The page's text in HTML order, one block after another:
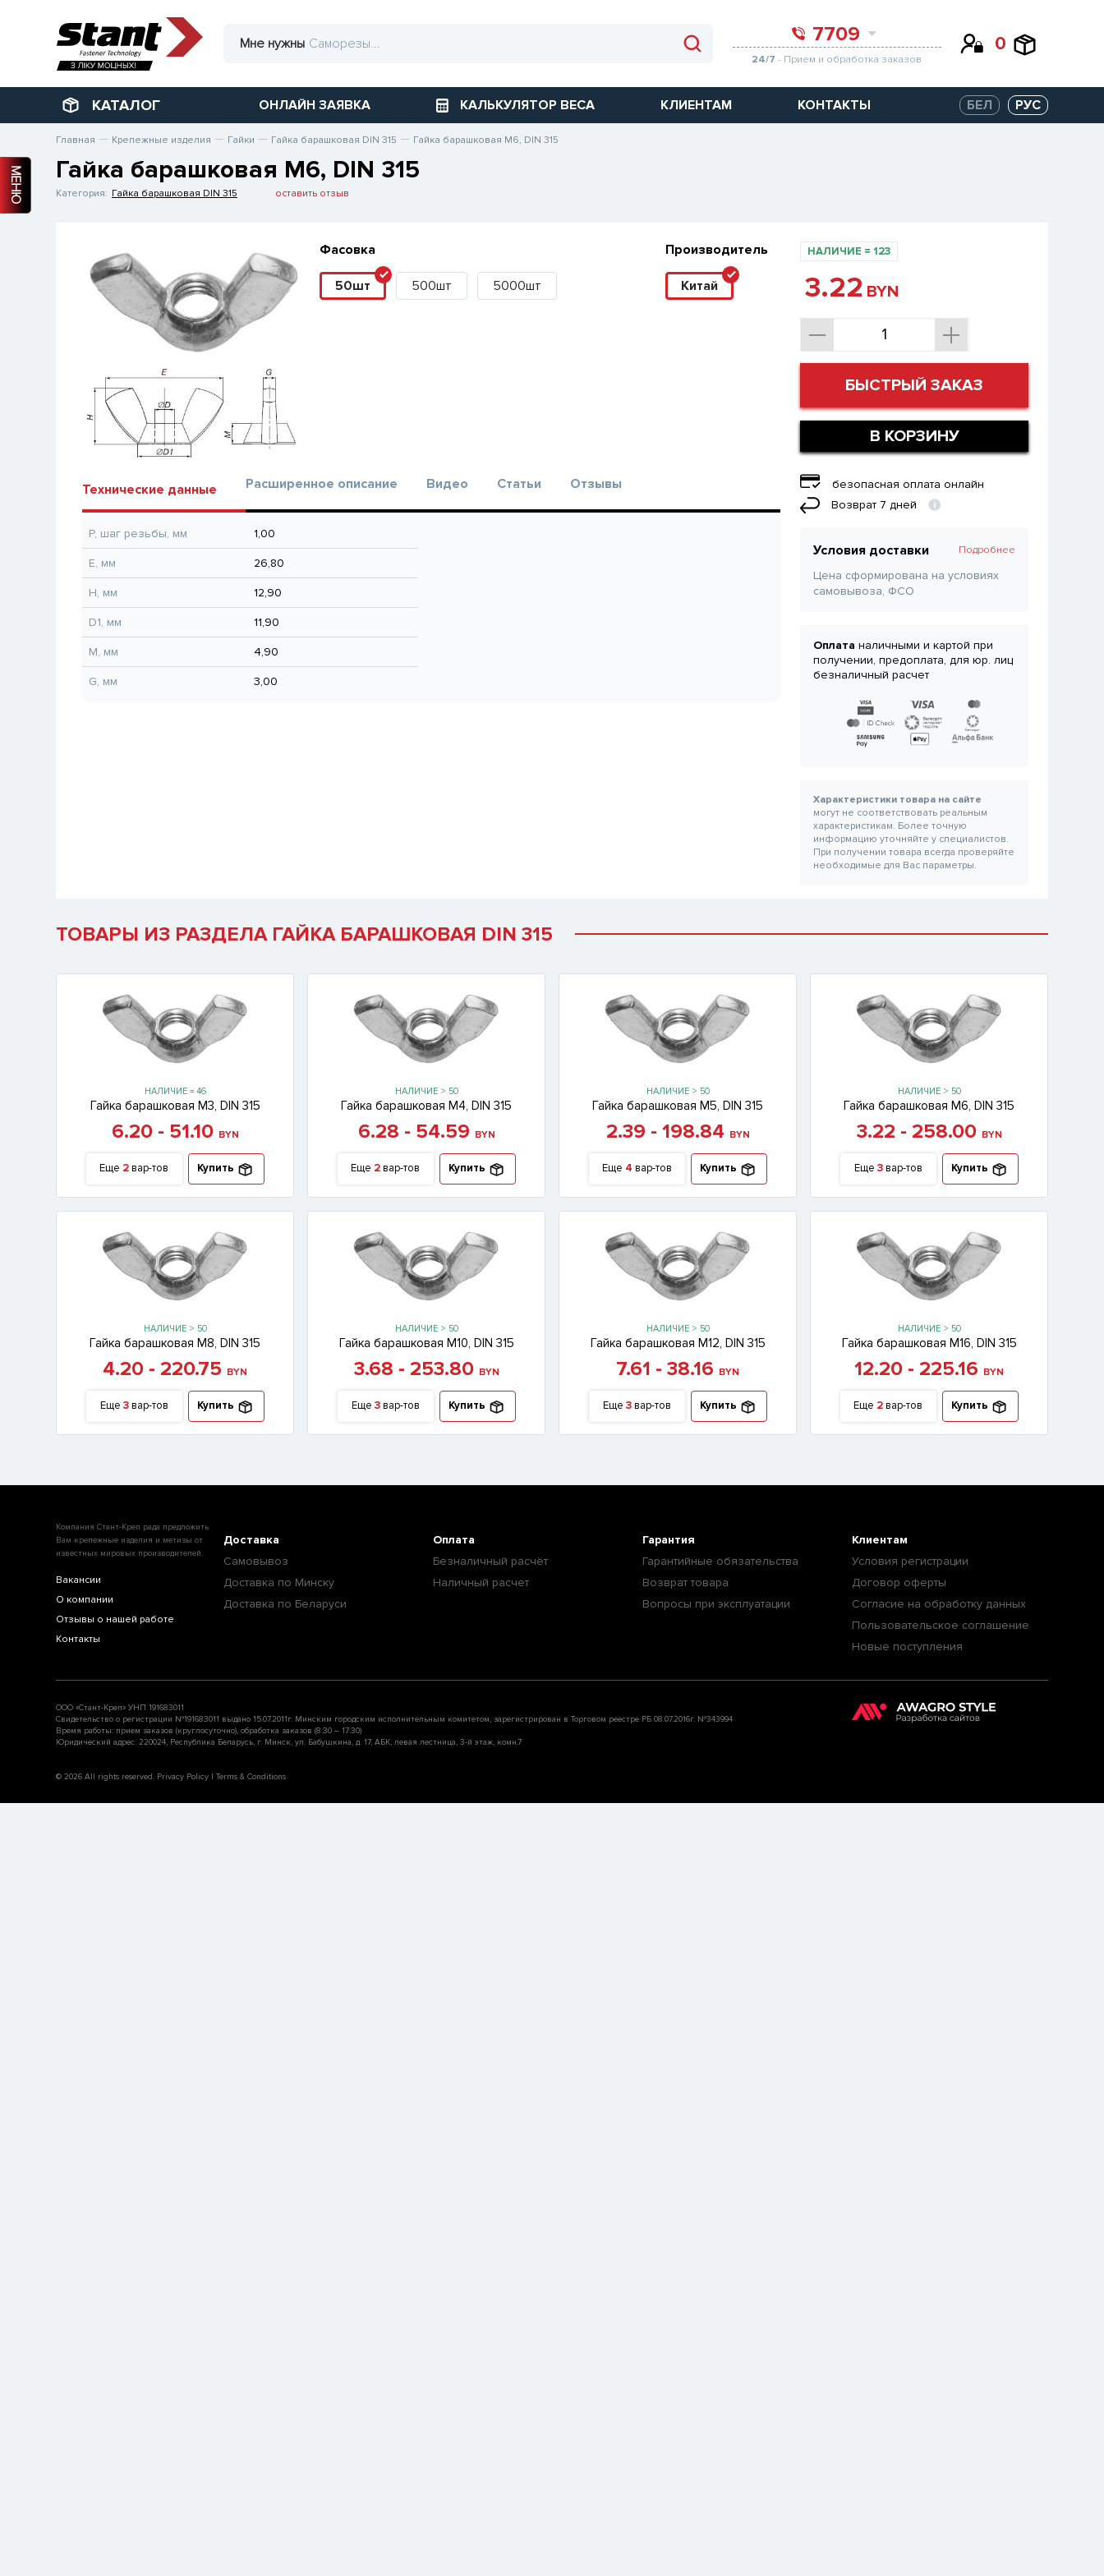
Мне нужны 7709
24/7 - Прием и обработка заказов
0
КАТАЛОГ ОНЛАЙН ЗАЯВКА КАЛЬКУЛЯТОР ВЕСА КЛИЕНТАМ КОНТАКТЫ БЕЛ РУС
МЕНЮ
Главная Крепежные изделия Гайки Гайка барашковая DIN 315 Гайка барашковая М6, DIN 315
Гайка барашковая М6, DIN 315
Категория: Гайка барашковая DIN 315 оставить отзыв
Фасовка
50шт 500шт 5000шт
Производитель
Китай
Технические данные Расширенное описание Видео Статьи Отзывы
P, шаг резьбы, мм 1,00
E, мм 26,80
H, мм 12,90
D1, мм 11,90
M, мм 4,90
G, мм 3,00
НАЛИЧИЕ = 123
3.22 BYN
БЫСТРЫЙ ЗАКАЗ
В КОРЗИНУ
безопасная оплата онлайн
Возврат 7 дней
Условия доставки Подробнее
Цена сформирована на условиях
самовывоза, ФСО
Оплата наличными и картой при
получении, предоплата, для юр. лиц
безналичный расчет
Характеристики товара на сайте
могут не соответствовать реальным
характеристикам. Более точную
информацию уточняйте у специалистов.
При получении товара всегда проверяйте
необходимые для Вас параметры.
ТОВАРЫ ИЗ РАЗДЕЛА ГАЙКА БАРАШКОВАЯ DIN 315
НАЛИЧИЕ = 46
Гайка барашковая М3, DIN 315
6.20 - 51.10 BYN
Еще 2вар-тов Купить
НАЛИЧИЕ > 50
Гайка барашковая М4, DIN 315
6.28 - 54.59 BYN
Еще 2вар-тов Купить
НАЛИЧИЕ > 50
Гайка барашковая М5, DIN 315
2.39 - 198.84 BYN
Еще 4 вар-тов Купить
НАЛИЧИЕ > 50
Гайка барашковая М6, DIN 315
3.22 - 258.00 BYN
Еще 3 вар-тов Купить
НАЛИЧИЕ > 50
Гайка барашковая М8, DIN 315
4.20 - 220.75 BYN
Еще 3 вар-тов Купить
НАЛИЧИЕ > 50
Гайка барашковая М10, DIN 315
3.68 - 253.80 BYN
Еще 3 вар-тов Купить
НАЛИЧИЕ > 50
Гайка барашковая М12, DIN 315
7.61 - 38.16 BYN
Еще 3 вар-тов Купить
НАЛИЧИЕ > 50
Гайка барашковая М16, DIN 315
12.20 - 225.16 BYN
Еще 2вар-тов Купить
Компания Стант-Креп рада предложить
Вам крепежные изделия и метизы от
известных мировых производителей.
Вакансии
О компании
Отзывы о нашей работе
Контакты
Доставка
Самовывоз
Доставка по Минску
Доставка по Беларуси
Оплата
Безналичный расчёт
Наличный расчет
Гарантия
Гарантийные обязательства
Возврат товара
Вопросы при эксплуатации
Клиентам
Условия регистрации
Договор оферты
Согласие на обработку данных
Пользовательское соглашение
Новые поступления
ООО «Стант-Креп» УНП 191683011
Свидетельство о регистрации №191683011 выдано 15.07.2011г. Минским городским исполнительным комитетом, зарегистрирован в Торговом реестре РБ 08.07.2016г. №343994
Время работы: прием заказов (круглосуточно), обработка заказов (8:30 – 17:30)
Юридический адрес: 220024, Республика Беларусь, г. Минск, ул. Бабушкина, д. 17, АБК, левая лестница, 3-й этаж, комн.7
© 2026 All rights reserved. Privacy Policy | Terms & Conditions